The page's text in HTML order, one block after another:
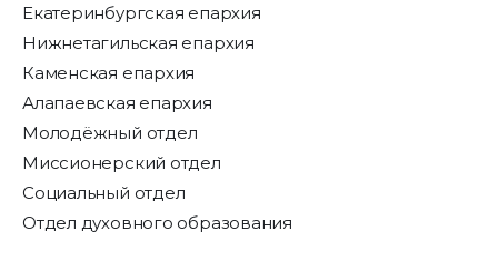
Екатеринбургская епархия
Нижнетагильская епархия
Каменская епархия
Алапаевская епархия
Молодёжный отдел
Миссионерский отдел
Социальный отдел
Отдел духовного образования